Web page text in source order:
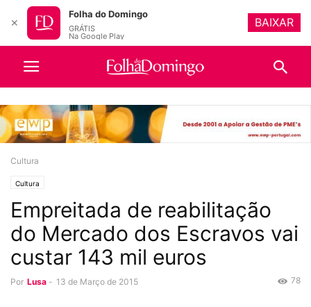
Cultura
Cultura
Empreitada de reabilitação
do Mercado dos Escravos vai
custar 143 mil euros
Por Lusa - 13 de Março de 2015 78
✕
Folha do Domingo
GRÁTIS
Na Google Play
BAIXAR